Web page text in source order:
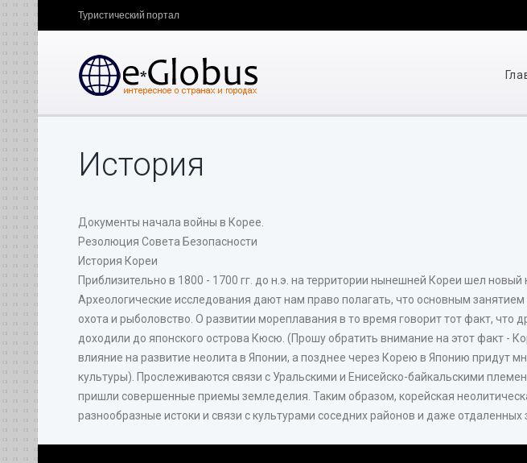
Туристический портал
История
Документы начала войны в Корее.
Резолюция Совета Безопасности
История Кореи
Приблизительно в 1800 - 1700 гг. до н.э. на территории нынешней Кореи шел
Археологические исследования дают нам право полагать, что основным
охота и рыболовство. О развитии мореплавания в то время говорит тот факт, что
доходили до японского острова Кюсю. (Прошу обратить внимание на этот факт -
влияние на развитие неолита в Японии, а позднее через Корею в Японию придут
культуры). Прослеживаются связи с Уральскими и Енисейско-байкальскими
пришли совершенные приемы земледелия. Таким образом, корейская
разнообразные истоки и связи с культурами соседних районов и даже отдаленных